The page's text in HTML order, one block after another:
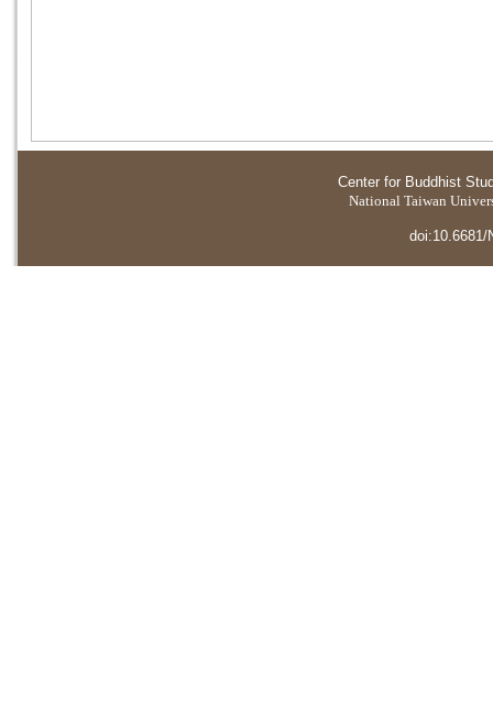
Center for Buddhist
National Taiwan
doi:10.6681/